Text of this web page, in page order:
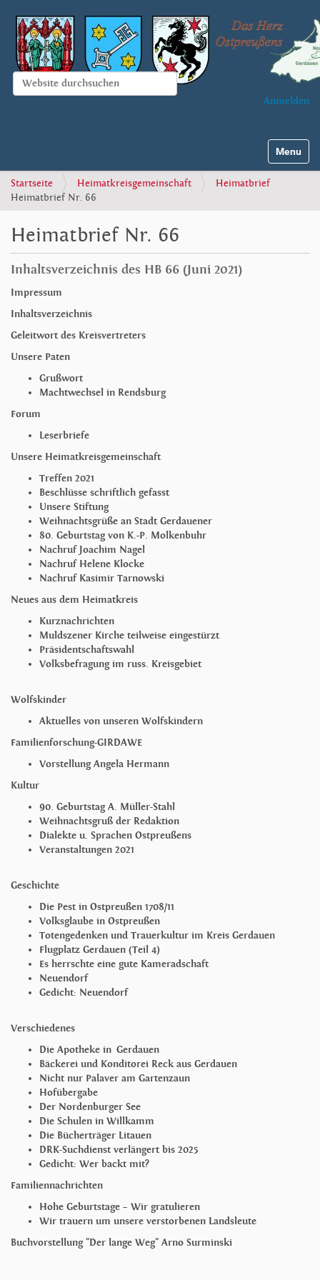
Website durchsuchen
Anmelden
Startseite Heimatkreisgemeinschaft
Heimatbrief
Heimatbrief Nr. 66
Heimatbrief Nr. 66
Inhaltsverzeichnis des HB 66 (Juni 2021)
Impressum
Inhaltsverzeichnis
Geleitwort des Kreisvertreters
Unsere Paten
Grußwort
Machtwechsel in Rendsburg
Forum
Leserbriefe
Unsere Heimatkreisgemeinschaft
Treffen 2021
Beschlüsse schriftlich gefasst
Unsere Stiftung
Weihnachtsgrüße an Stadt Gerdauener
80. Geburtstag von K.-P. Molkenbuhr
Nachruf Joachim Nagel
Nachruf Helene Klocke
Nachruf Kasimir Tarnowski
Neues aus dem Heimatkreis
Kurznachrichten
Muldszener Kirche teilweise eingestürzt
Präsidentschaftswahl
Volksbefragung im russ. Kreisgebiet
Wolfskinder
Aktuelles von unseren Wolfskindern
Familienforschung-GIRDAWE
Vorstellung Angela Hermann
Kultur
90. Geburtstag A. Müller-Stahl
Weihnachtsgruß der Redaktion
Dialekte u. Sprachen Ostpreußens
Veranstaltungen 2021
Geschichte
Die Pest in Ostpreußen 1708/11
Volksglaube in Ostpreußen
Totengedenken und Trauerkultur im Kreis Gerdauen
Flugplatz Gerdauen (Teil 4)
Es herrschte eine gute Kameradschaft
Neuendorf
Gedicht: Neuendorf
Verschiedenes
Die Apotheke in Gerdauen
Bäckerei und Konditorei Reck aus Gerdauen
Nicht nur Palaver am Gartenzaun
Hofübergabe
Der Nordenburger See
Die Schulen in Willkamm
Die Bücherträger Litauen
DRK-Suchdienst verlängert bis 2025
Gedicht: Wer backt mit?
Familiennachrichten
Hohe Geburtstage – Wir gratulieren
Wir trauern um unsere verstorbenen Landsleute
Buchvorstellung "Der lange Weg" Arno Surminski